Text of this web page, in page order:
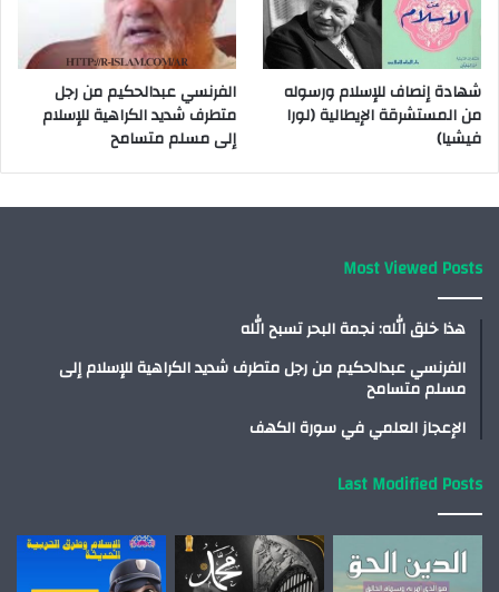
شهادة إنصاف للإسلام ورسوله
من المستشرقة الإيطالية (لورا
فيشيا)
الفرنسي عبدالحكيم من رجل
متطرف شديد الكراهية للإسلام
إلى مسلم متسامح
Most Viewed Posts
هذا خلق الله: نجمة البحر تسبح الله
الفرنسي عبدالحكيم من رجل متطرف شديد الكراهية للإسلام إلى
مسلم متسامح
الإعجاز العلمي في سورة الكهف
Last Modified Posts